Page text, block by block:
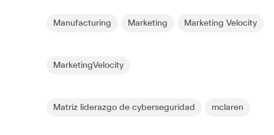
Manufacturing Marketing Marketing Velocity
MarketingVelocity
Matriz liderazgo de cyberseguridad mclaren